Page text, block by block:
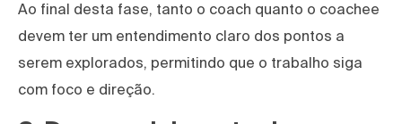
Ao final desta fase, tanto o coach quanto o coachee
devem ter um entendimento claro dos pontos a
serem explorados, permitindo que o trabalho siga
com foco e direção.